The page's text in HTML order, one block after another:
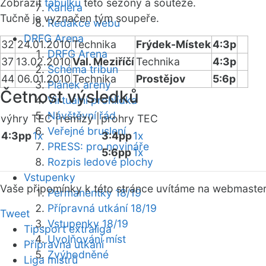
Kariéra
Redakce webu
DRFG Arena
DRFG Arena
Schéma tribun
Plánek areny
Virtuální prohlídka
Návštěvní řád
Veřejné bruslení
PRESS: pro novináře
Rozpis ledové plochy
Vstupenky
Permanentky 18/19
Přípravná utkání 18/19
Vstupenky 18/19
Uvolňování míst
Zvýhodněné
Zobrazit tabulku této sezóny a soutěže.
Tučně je vyznačen tým soupeře.
32 24.01.2010Technika Frýdek-Místek4:3p
37 13.02.2010Val. MeziříčíTechnika
4:3p
44 06.01.2010Technika Prostějov 5:6p
Četnost výsledků
výhry TEC |remízy | prohry TEC
4:3pp1x 3:4pp1x
5:6pp1x
Vaše připomínky k této stránce uvítáme na webmaster
Tweet
Tipsport extraliga
Přípravná utkání
Liga mistrů